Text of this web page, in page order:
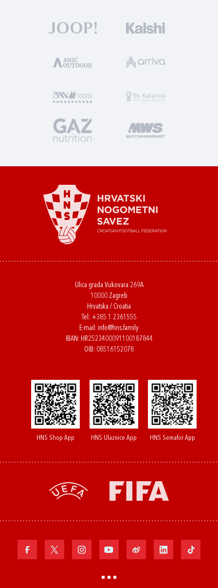
Ulica grada Vukovara 269A
10000 Zagreb
Hrvatska / Croatia
Tel: +385 1 2361555
E-mail: info@hns.family
IBAN: HR2523400091100187844
OIB: 08516152078
HNS Shop App HNS Ulaznice App HNS Semafor App